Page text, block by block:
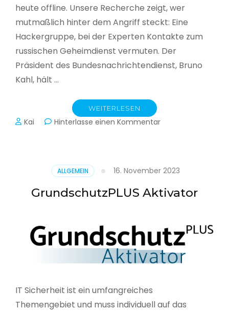
heute offline. Unsere Recherche zeigt, wer
mutmaßlich hinter dem Angriff steckt: Eine
Hackergruppe, bei der Experten Kontakte zum
russischen Geheimdienst vermuten. Der
Präsident des Bundesnachrichtendienst, Bruno
Kahl, hält …
WEITERLESEN
Kai Hinterlasse einen Kommentarzu
Schlacht
im
Netz
ALLGEMEIN 16. November 2023
GrundschutzPLUS Aktivator
IT Sicherheit ist ein umfangreiches
Themengebiet und muss individuell auf das